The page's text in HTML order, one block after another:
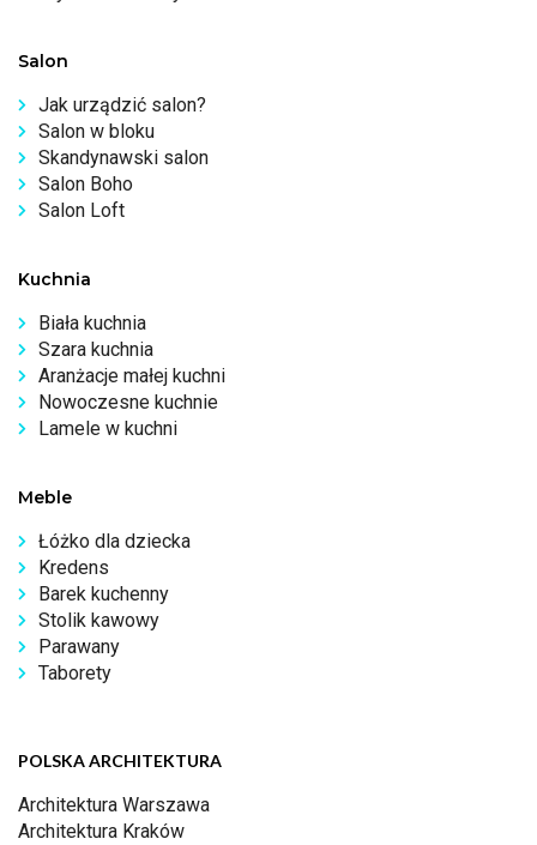
Salon
Jak urządzić salon?
Salon w bloku
Skandynawski salon
Salon Boho
Salon Loft
Kuchnia
Biała kuchnia
Szara kuchnia
Aranżacje małej kuchni
Nowoczesne kuchnie
Lamele w kuchni
Meble
Łóżko dla dziecka
Kredens
Barek kuchenny
Stolik kawowy
Parawany
Taborety
POLSKA ARCHITEKTURA
Architektura Warszawa
Architektura Kraków